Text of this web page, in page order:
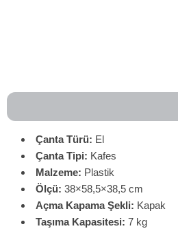
Çanta Türü: El
Çanta Tipi: Kafes
Malzeme: Plastik
Ölçü: 38×58,5×38,5 cm
Açma Kapama Şekli: Kapak
Taşıma Kapasitesi: 7 kg